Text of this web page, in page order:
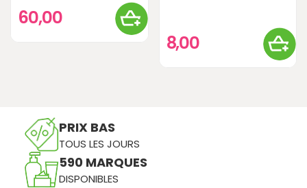
60,00
8,00
PRIX BAS
TOUS LES JOURS
590 MARQUES
DISPONIBLES